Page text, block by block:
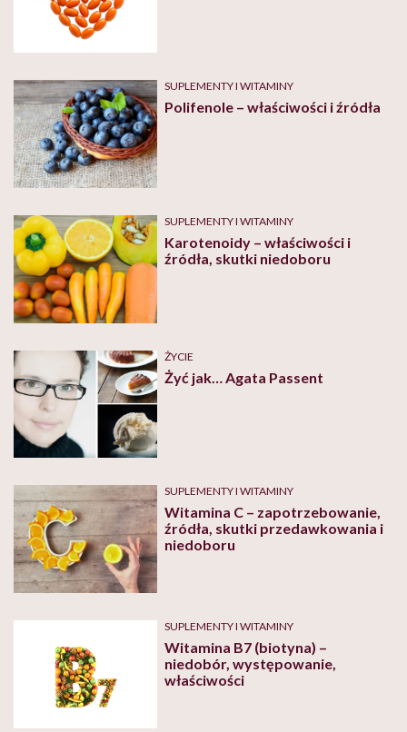
SUPLEMENTY I WITAMINY
Polifenole – właściwości i źródła
SUPLEMENTY I WITAMINY
Karotenoidy – właściwości i
źródła, skutki niedoboru
ŻYCIE
Żyć jak… Agata Passent
SUPLEMENTY I WITAMINY
Witamina C – zapotrzebowanie,
źródła, skutki przedawkowania i
niedoboru
SUPLEMENTY I WITAMINY
Witamina B7 (biotyna) –
niedobór, występowanie,
właściwości